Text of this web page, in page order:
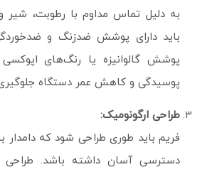
به دلیل تماس مداوم با رطوبت، شیر
باید دارای پوشش ضدزنگ و
پوشش گالوانیزه یا رنگ‌های
پوسیدگی و کاهش عمر دستگاه
طراحی ارگونومیک:
فریم باید طوری طراحی شود که دامدار
دسترسی آسان داشته باشد. طراحی